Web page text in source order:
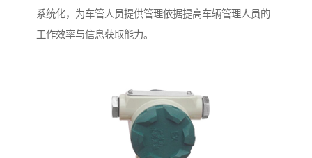
系统化，为车管人员提供管理依据提高车辆管理人员的
工作效率与信息获取能力。